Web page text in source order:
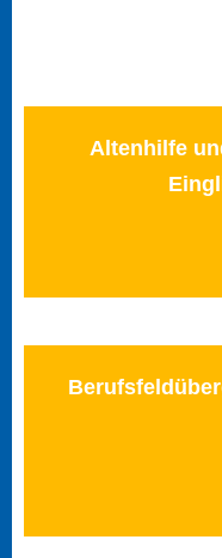
Altenhilfe